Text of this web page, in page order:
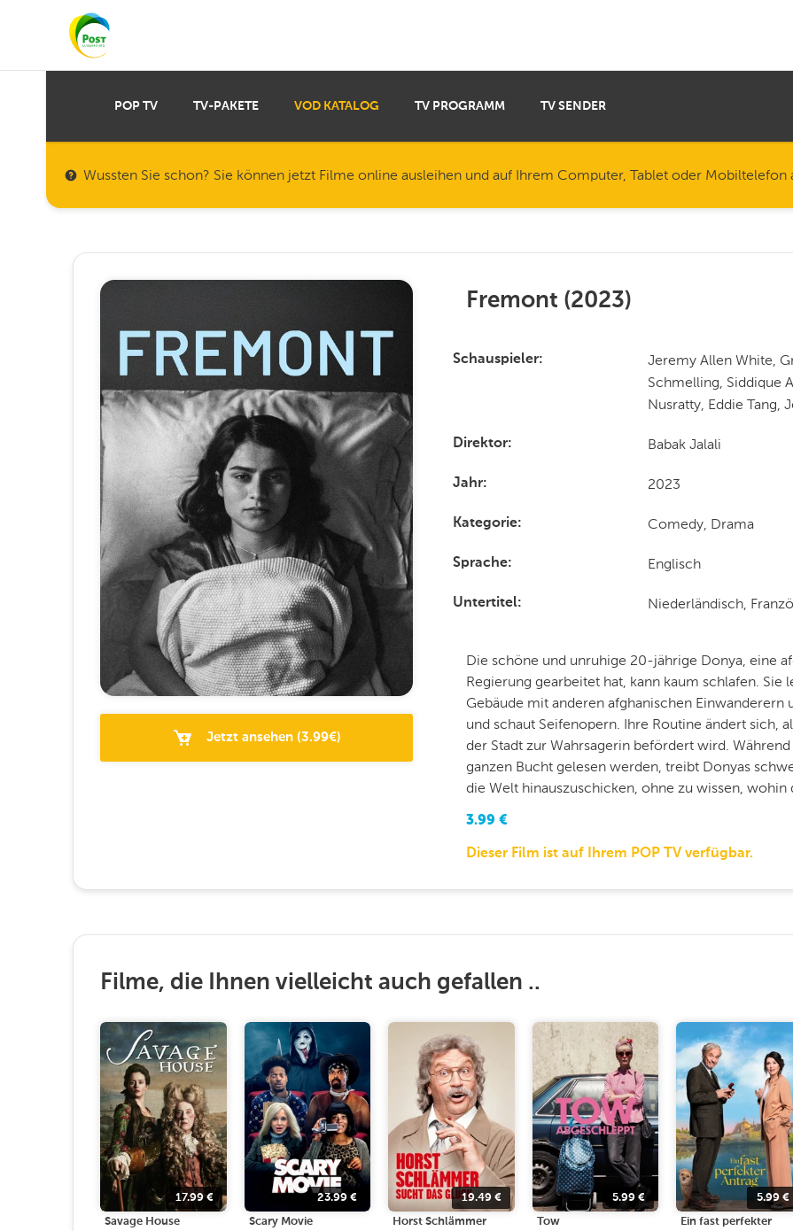
POP TV TV-PAKETE VOD KATALOG TV PROGRAMM TV SENDER
Wussten Sie schon? Sie können jetzt Filme online ausleihen und auf Ihrem Computer, Tablet oder Mobiltelefon
Jetzt ansehen(3.99€)
Fremont (2023)
Schauspieler
Jeremy Allen White,
Schmelling, Siddique
Nusratty, Eddie Tang,
Direktor Babak Jalali
Jahr 2023
Kategorie Comedy, Drama
Sprache Englisch
Untertitel Niederländisch,
Die schöne und unruhige 20-jährige Donya, eine
Regierung gearbeitet hat, kann kaum schlafen.
Gebäude mit anderen afghanischen
und schaut Seifenopern. Ihre Routine ändert sich,
der Stadt zur Wahrsagerin befördert wird.
ganzen Bucht gelesen werden, treibt Donyas
die Welt hinauszuschicken, ohne zu wissen, wohin
3.99 €
Dieser Film ist auf Ihrem POP TV verfügbar.
Filme, die Ihnen vielleicht auch gefallen ..
17.99€
Savage House
23.99 €
Scary Movie
19.49€
Horst Schlämmer
5.99 €
Tow
5.99€
Ein fast perfekter